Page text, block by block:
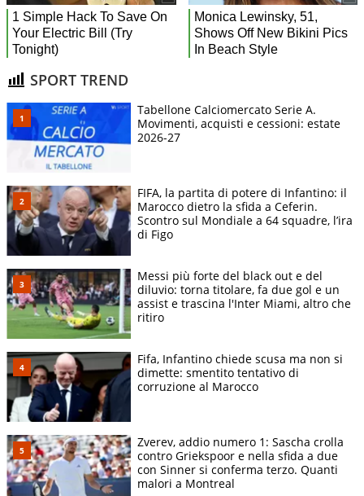
SPORT TREND
Tabellone Calciomercato Serie A.
Movimenti, acquisti e cessioni: estate
2026-27
FIFA, la partita di potere di Infantino: il
Marocco dietro la sfida a Ceferin.
Scontro sul Mondiale a 64 squadre, l’ira
di Figo
Messi più forte del black out e del
diluvio: torna titolare, fa due gol e un
assist e trascina l'Inter Miami, altro che
ritiro
Fifa, Infantino chiede scusa ma non si
dimette: smentito tentativo di
corruzione al Marocco
Zverev, addio numero 1: Sascha crolla
contro Griekspoor e nella sfida a due
con Sinner si conferma terzo. Quanti
malori a Montreal